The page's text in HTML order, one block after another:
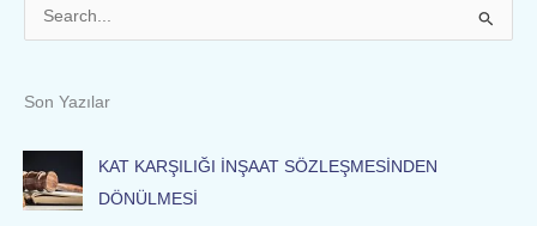
c
h
f
Son Yazılar
KAT KARŞILIĞI İNŞAAT SÖZLEŞMESİNDEN
DÖNÜLMESİ